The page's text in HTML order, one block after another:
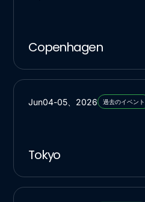
Copenhagen
Jun04-05 2026 過去のイベント
Tokyo